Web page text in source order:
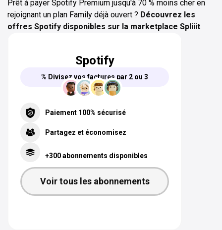
Prêt à payer Spotify Premium jusqu'à 70 % moins cher en
rejoignant un plan Family déjà ouvert ? Découvrez les
offres Spotify disponibles sur la marketplace Spliiit.
Spotify
% Divisez vos factures par 2 ou 3
Paiement 100% sécurisé
Partagez et économisez
+300 abonnements disponibles
Voir tous les abonnements